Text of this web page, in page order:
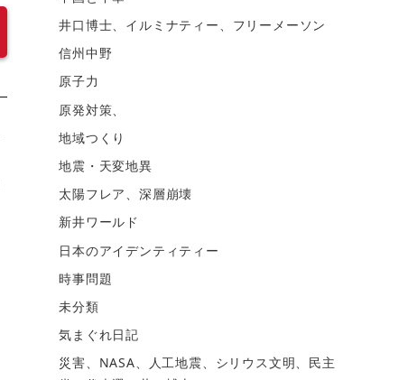
井口博士、イルミナティー、フリーメーソン
信州中野
原子力
原発対策、
地域つくり
地震・天変地異
太陽フレア、深層崩壊
新井ワールド
日本のアイデンティティー
時事問題
未分類
気まぐれ日記
災害、NASA、人工地震、シリウス文明、民主